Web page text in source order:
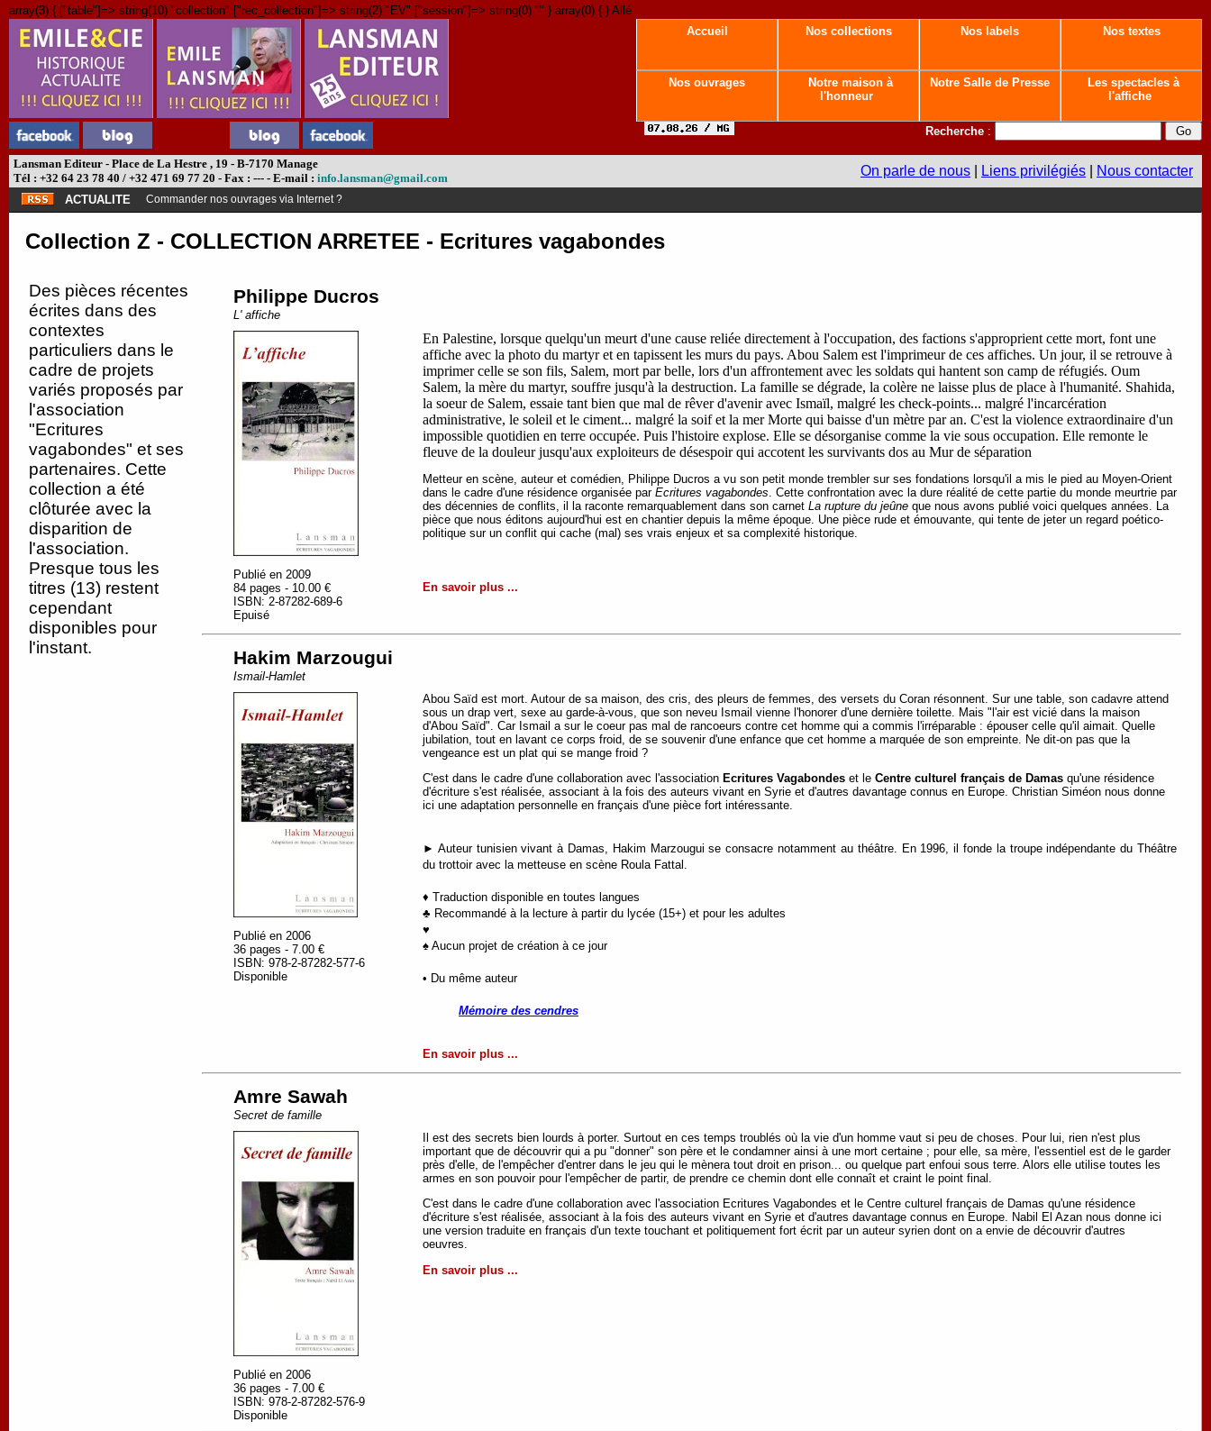
array(3) { ["table"]=> string(10) "collection" ["rec_collection"]=> string(2) "EV" ["session"]=> string(0) "" } array(0) { } Allé
Accueil
Nos collections Nos labels Nos textes
Nos ouvrages
Notre maison à
l'honneur
Notre Salle de Presse
Les spectacles à
l'affiche
Recherche :
Lansman Editeur - Place de La Hestre , 19 - B-7170 Manage
Tél : +32 64 23 78 40 / +32 471 69 77 20 - Fax : --- - E-mail : info.lansman@gmail.com On parle de nous Liens privilégiés Nous contacter
ACTUALITE Abonnement théâtre ?
Collection Z - COLLECTION ARRETEE - Ecritures vagabondes
Des pièces récentes
écrites dans des
contextes
particuliers dans le
cadre de projets
variés proposés par
l'association
"Ecritures
vagabondes" et ses
partenaires. Cette
collection a été
clôturée avec la
disparition de
l'association.
Presque tous les
titres (13) restent
cependant
disponibles pour
l'instant.
Philippe Ducros
L' affiche
Publié en 2009
84 pages - 10.00 €
ISBN: 2-87282-689-6
Epuisé
En Palestine, lorsque quelqu'un meurt d'une cause reliée directement à l'occupation, des factions s'approprient cette mort, font une
affiche avec la photo du martyr et en tapissent les murs du pays. Abou Salem est l'imprimeur de ces affiches. Un jour, il se retrouve à
imprimer celle se son fils, Salem, mort par belle, lors d'un affrontement avec les soldats qui hantent son camp de réfugiés. Oum
Salem, la mère du martyr, souffre jusqu'à la destruction. La famille se dégrade, la colère ne laisse plus de place à l'humanité. Shahida,
la soeur de Salem, essaie tant bien que mal de rêver d'avenir avec Ismaïl, malgré les check-points... malgré l'incarcération
administrative, le soleil et le ciment... malgré la soif et la mer Morte qui baisse d'un mètre par an. C'est la violence extraordinaire d'un
impossible quotidien en terre occupée. Puis l'histoire explose. Elle se désorganise comme la vie sous occupation. Elle remonte le
fleuve de la douleur jusqu'aux exploiteurs de désespoir qui accotent les survivants dos au Mur de séparation
Metteur en scène, auteur et comédien, Philippe Ducros a vu son petit monde trembler sur ses fondations lorsqu'il a mis le pied au Moyen-Orient
dans le cadre d'une résidence organisée par Ecritures vagabondes. Cette confrontation avec la dure réalité de cette partie du monde meurtrie par
des décennies de conflits, il la raconte remarquablement dans son carnet La rupture du jeûne que nous avons publié voici quelques années. La
pièce que nous éditons aujourd'hui est en chantier depuis la même époque. Une pièce rude et émouvante, qui tente de jeter un regard poético-
politique sur un conflit qui cache (mal) ses vrais enjeux et sa complexité historique.
En savoir plus ...
Hakim Marzougui
Ismail-Hamlet
Publié en 2006
36 pages - 7.00 €
ISBN: 978-2-87282-577-6
Disponible
Abou Saïd est mort. Autour de sa maison, des cris, des pleurs de femmes, des versets du Coran résonnent. Sur une table, son cadavre attend
sous un drap vert, sexe au garde-à-vous, que son neveu Ismail vienne l'honorer d'une dernière toilette. Mais "l'air est vicié dans la maison
d'Abou Saïd". Car Ismail a sur le coeur pas mal de rancoeurs contre cet homme qui a commis l'irréparable : épouser celle qu'il aimait. Quelle
jubilation, tout en lavant ce corps froid, de se souvenir d'une enfance que cet homme a marquée de son empreinte. Ne dit-on pas que la
vengeance est un plat qui se mange froid ?
C'est dans le cadre d'une collaboration avec l'association Ecritures Vagabondes et le Centre culturel français de Damas qu'une résidence
d'écriture s'est réalisée, associant à la fois des auteurs vivant en Syrie et d'autres davantage connus en Europe. Christian Siméon nous donne
ici une adaptation personnelle en français d'une pièce fort intéressante.
► Auteur tunisien vivant à Damas, Hakim Marzougui se consacre notamment au théâtre. En 1996, il fonde la troupe indépendante du Théâtre
du trottoir avec la metteuse en scène Roula Fattal.
♦ Traduction disponible en toutes langues
♣ Recommandé à la lecture à partir du lycée (15+) et pour les adultes
♥
♠ Aucun projet de création à ce jour
• Du même auteur
Mémoire des cendres
En savoir plus ...
Amre Sawah
Secret de famille
Publié en 2006
36 pages - 7.00 €
ISBN: 978-2-87282-576-9
Disponible
Il est des secrets bien lourds à porter. Surtout en ces temps troublés où la vie d'un homme vaut si peu de choses. Pour lui, rien n'est plus
important que de découvrir qui a pu "donner" son père et le condamner ainsi à une mort certaine ; pour elle, sa mère, l'essentiel est de le garder
près d'elle, de l'empêcher d'entrer dans le jeu qui le mènera tout droit en prison... ou quelque part enfoui sous terre. Alors elle utilise toutes les
armes en son pouvoir pour l'empêcher de partir, de prendre ce chemin dont elle connaît et craint le point final.
C'est dans le cadre d'une collaboration avec l'association Ecritures Vagabondes et le Centre culturel français de Damas qu'une résidence
d'écriture s'est réalisée, associant à la fois des auteurs vivant en Syrie et d'autres davantage connus en Europe. Nabil El Azan nous donne ici
une version traduite en français d'un texte touchant et politiquement fort écrit par un auteur syrien dont on a envie de découvrir d'autres
oeuvres.
En savoir plus ...